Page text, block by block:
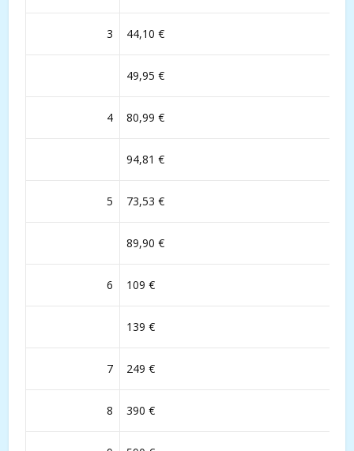
3 44,10 €
49,95 €
4 80,99 €
94,81 €
5 73,53 €
89,90 €
6 109 €
139 €
7 249 €
8 390 €